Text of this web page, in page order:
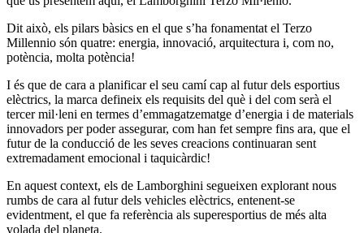
Dit això, els pilars bàsics en el que s’ha fonamentat el Terzo
Millennio són quatre: energia, innovació, arquitectura i, com no,
potència, molta potència!
I és que de cara a planificar el seu camí cap al futur dels esportius
elèctrics, la marca defineix els requisits del què i del com serà el
tercer mil·leni en termes d’emmagatzematge d’energia i de materials
innovadors per poder assegurar, com han fet sempre fins ara, que el
futur de la conducció de les seves creacions continuaran sent
extremadament emocional i taquicàrdic!
En aquest context, els de Lamborghini segueixen explorant nous
rumbs de cara al futur dels vehicles elèctrics, entenent-se
evidentment, el que fa referència als superesportius de més alta
volada del planeta.